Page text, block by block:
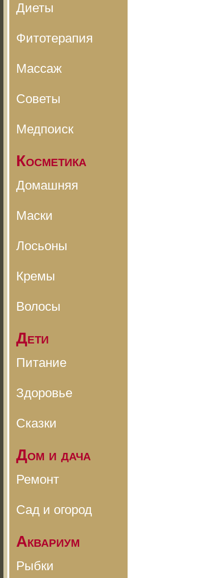
Диеты
Фитотерапия
Массаж
Советы
Медпоиск
Косметика
Домашняя
Маски
Лосьоны
Кремы
Волосы
Дети
Питание
Здоровье
Сказки
Дом и дача
Ремонт
Сад и огород
Аквариум
Рыбки